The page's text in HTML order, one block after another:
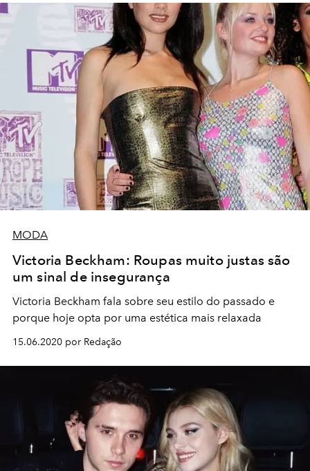
MODA
Victoria Beckham: Roupas muito justas são
um sinal de insegurança
Victoria Beckham fala sobre seu estilo do passado e
porque hoje opta por uma estética mais relaxada
15.06.2020 por Redação